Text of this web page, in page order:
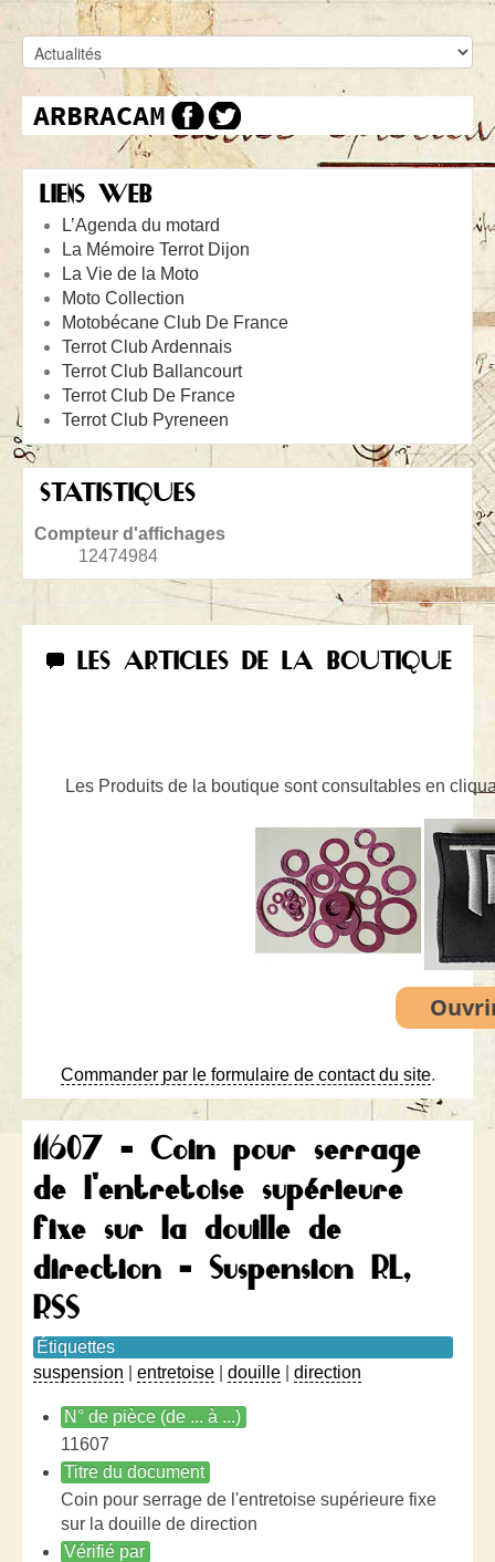
LIENS WEB
L’Agenda du motard
La Mémoire Terrot Dijon
La Vie de la Moto
Moto Collection
Motobécane Club De France
Terrot Club Ardennais
Terrot Club Ballancourt
Terrot Club De France
Terrot Club Pyreneen
STATISTIQUES
Compteur d'affichages
12474984
LES ARTICLES DE LA BOUTIQUE
Les Produits de la boutique sont consultables en
Commander par le formulaire de contact du site.
11607 - Coin pour serrage
de l'entretoise supérieure
fixe sur la douille de
direction - Suspension RL,
RSS
Étiquettes
suspension
entretoise douille direction
N° de pièce (de ... à ...)
11607
Titre du document
Coin pour serrage de l'entretoise supérieure fixe
sur la douille de direction
Vérifié par